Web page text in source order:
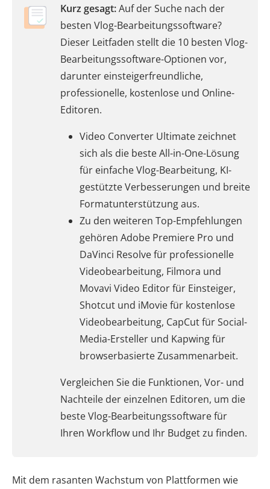
Kurz gesagt:Auf der Suche nach der
besten Vlog-Bearbeitungssoftware?
Dieser Leitfaden stellt die 10 besten Vlog-
Bearbeitungssoftware-Optionen vor,
darunter einsteigerfreundliche,
professionelle, kostenlose und Online-
Editoren.
Video Converter Ultimate zeichnet
sich als die beste All-in-One-Lösung
für einfache Vlog-Bearbeitung, KI-
gestützte Verbesserungen und breite
Formatunterstützung aus.
Zu den weiteren Top-Empfehlungen
gehören Adobe Premiere Pro und
DaVinci Resolve für professionelle
Videobearbeitung, Filmora und
Movavi Video Editor für Einsteiger,
Shotcut und iMovie für kostenlose
Videobearbeitung, CapCut für Social-
Media-Ersteller und Kapwing für
browserbasierte Zusammenarbeit.
Vergleichen Sie die Funktionen, Vor- und
Nachteile der einzelnen Editoren, um die
beste Vlog-Bearbeitungssoftware für
Ihren Workflow und Ihr Budget zu finden.
Mit dem rasanten Wachstum von Plattformen wie